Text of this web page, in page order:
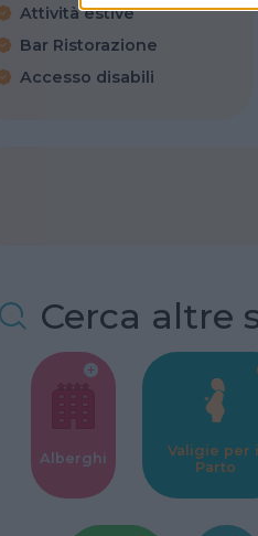
Attività estive
Bar Ristorazione
Accesso disabili
Cerca altre
Alberghi
Valigie per
Parto